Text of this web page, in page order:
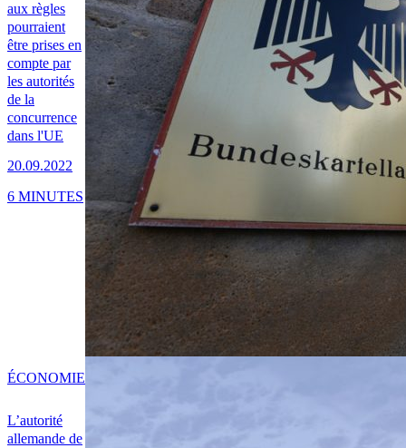
aux règles
pourraient
être prises en
compte par
les autorités
de la
concurrence
dans l'UE
20.09.2022
6 MINUTES
L’autorité
allemande de
ÉCONOMIE